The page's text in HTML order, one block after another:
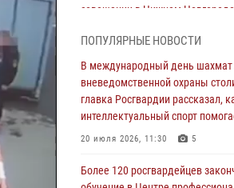
совещании в Нижнем
Столичные росгвардейцы
мужчин, устроивших пьяный
(видео)
06 августа 2026, 11:20 1
безопасность на футбольном
ПОПУЛЯРНЫЕ НОВОСТИ
В международный день шахмат
вневедомственной охраны
главка Росгвардии рассказал,
интеллектуальный спорт
20 июля 2026, 11:30 5
Более 120 росгвардейцев